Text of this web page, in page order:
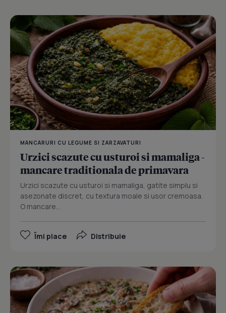
MANCARURI CU LEGUME SI ZARZAVATURI
Urzici scazute cu usturoi si mamaliga -
mancare traditionala de primavara
Urzici scazute cu usturoi si mamaliga, gatite simplu si
asezonate discret, cu textura moale si usor cremoasa.
O mancare...
Îmi place Distribuie